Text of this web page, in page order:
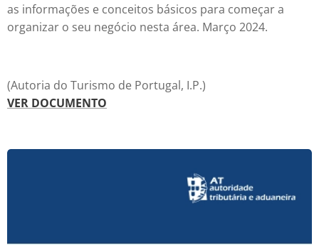
as informações e conceitos básicos para começar a
organizar o seu negócio nesta área. Março 2024.
(Autoria do Turismo de Portugal, I.P.)
VER DOCUMENTO